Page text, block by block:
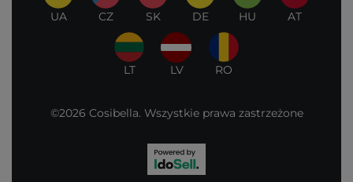
UA CZ SK DE HU AT
LT LV RO
©2026 Cosibella. Wszystkie prawa zastrzeżone